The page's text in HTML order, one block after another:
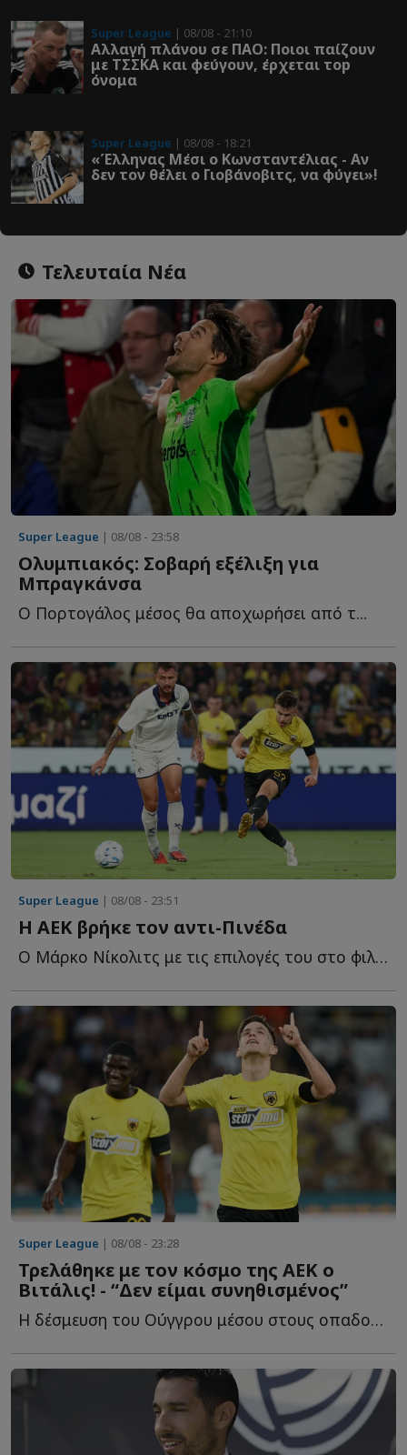
Super League | 08/08 - 21:10
Αλλαγή πλάνου σε ΠΑΟ: Ποιοι παίζουν
με ΤΣΣΚΑ και φεύγουν, έρχεται τοp
όνομα
Super League | 08/08 - 18:21
«Έλληνας Μέσι ο Κωνσταντέλιας - Αν
δεν τον θέλει ο Γιοβάνοβιτς, να φύγει»!
Τελευταία Νέα
Super League | 08/08 - 23:58
Ολυμπιακός: Σοβαρή εξέλιξη για
Μπραγκάνσα
Ο Πορτογάλος μέσος θα αποχωρήσει από τ...
Super League | 08/08 - 23:51
Η ΑΕΚ βρήκε τον αντι-Πινέδα
Ο Μάρκο Νίκολιτς με τις επιλογές του στο φιλικό της Α...
Super League | 08/08 - 23:28
Τρελάθηκε με τον κόσμο της ΑΕΚ ο
Βιτάλις! - “Δεν είμαι συνηθισμένος”
Η δέσμευση του Ούγγρου μέσου στους οπαδούς τ...